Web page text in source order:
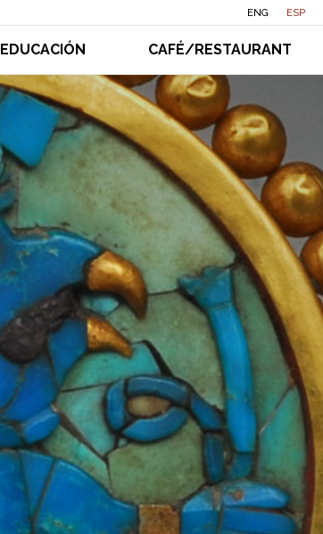
ENG ESP
EDUCACIÓN CAFÉ/RESTAURANT